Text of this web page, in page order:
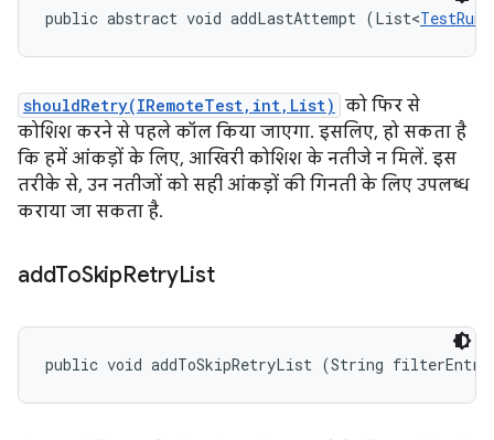
public abstract void addLastAttempt (List<
shouldRetry(IRemoteTest,int,List) को फिर से
कोशिश करने से पहले कॉल किया जाएगा. इसलिए, हो सकता है
कि हमें आंकड़ों के लिए, आखिरी कोशिश के नतीजे न मिलें. इस
तरीके से, उन नतीजों को सही आंकड़ों की गिनती के लिए उपलब्ध
कराया जा सकता है.
addToSkipRetryList
public void addToSkipRetryList (String